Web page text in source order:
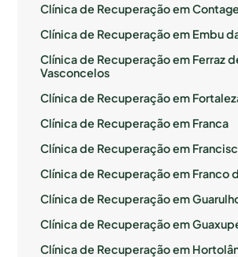
Clínica de Recuperação em
Clínica de Recuperação em Embu
Clínica de Recuperação em Ferraz
Vasconcelos
Clínica de Recuperação em
Clínica de Recuperação em Franca
Clínica de Recuperação em
Clínica de Recuperação em Franco
Clínica de Recuperação em
Clínica de Recuperação em
Clínica de Recuperação em